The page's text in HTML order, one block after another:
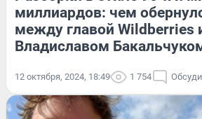
миллиардов: чем
между главой Wildberries
Владиславом
12 октября, 2024, 18:49 1 754